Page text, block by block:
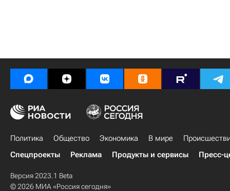
Политика Общество Экономика В мире
Спецпроекты
Реклама Продукты и сервисы Пресс-
Версия 2023.1 Beta
© 2026 МИА «Россия сегодня»